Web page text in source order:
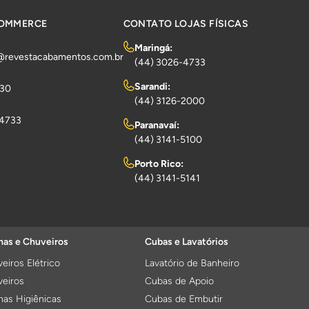
CONTATO LOJAS FÍSICAS
Maringá:
(44) 3026-4733
Sarandi:
(44) 3126-2000
Paranavaí:
(44) 3141-5100
Porto Rico:
(44) 3141-5141
e Chuveiros
Elétrico
Higiênicas
Cubas e Lavatórios
Lavatório de Banheiro
Cubas de Apoio
Cubas de Embutir